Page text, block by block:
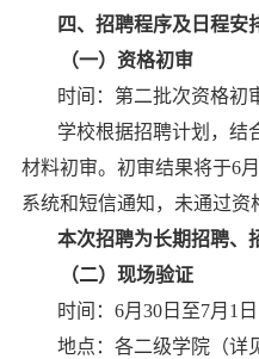
四、招聘程序及日程安
（一）资格初审
时间： 第二批次资格初
学校根据招聘计划，结
材料初审。初审结果将于6月
系统和短信通知 ，未通过资
本次招聘为长期招聘、
（二）现场验证
时间： 6月 30日至7月1 日
地点： 各二级学院（详